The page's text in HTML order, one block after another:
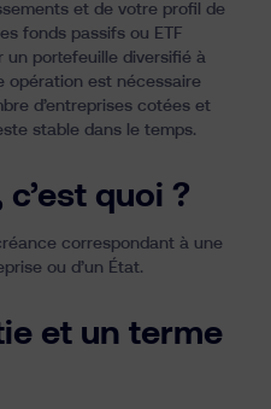
et de votre profil de
les fonds passifs ou ETF
un portefeuille diversifié à
opération est nécessaire
d’entreprises cotées et
stable dans le temps.
quoi ?
correspondant à une
ou d’un État.
et un terme